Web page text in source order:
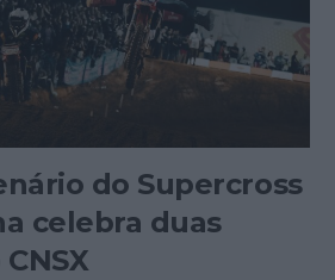
do Supercross
celebra duas